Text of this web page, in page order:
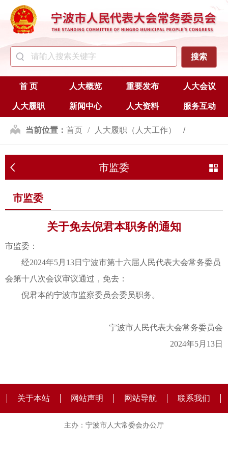
首 页 人大概览 重要发布 人大会议
人大履职 新闻中心 人大资料 服务互动
当前位置： 首页 人大履职（人大工作）
人事任免 市监委
市监委
市监委
关于免去倪君本职务的通知
市监委：
经2024年5月13日宁波市第十六届人民代表大会常务委员
会第十八次会议审议通过，免去：
倪君本的宁波市监察委员会委员职务。
宁波市人民代表大会常务委员会
2024年5月13日
关于本站 网站声明 网站导航 联系我们
主办：宁波市人大常委会办公厅